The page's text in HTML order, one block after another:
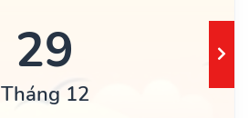
29
Tháng 12